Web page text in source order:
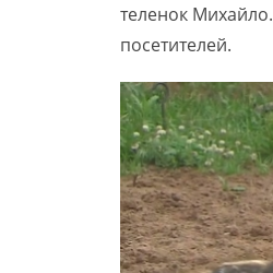
теленок
посетителей.